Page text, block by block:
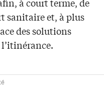
à court terme, de
sanitaire et, à plus
des solutions